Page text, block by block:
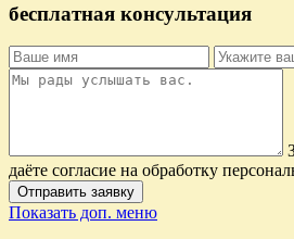
бесплатная консультация
даёте согласие на обработку
Отправить заявку
Показать доп. меню